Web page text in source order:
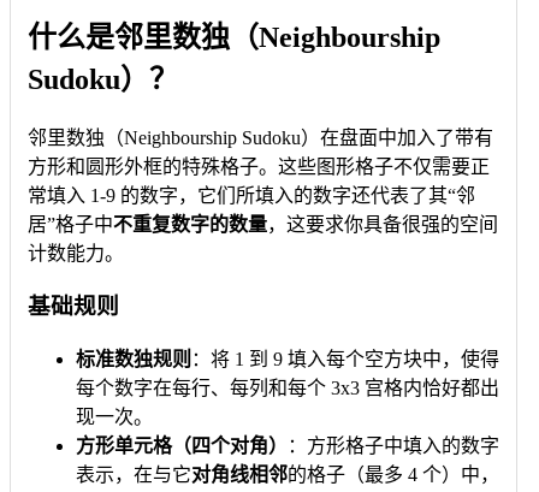
什么是邻里数独（Neighbourship
Sudoku）？
邻里数独（Neighbourship Sudoku）在盘面中加入了带有
方形和圆形外框的特殊格子。这些图形格子不仅需要正
常填入 1-9 的数字，它们所填入的数字还代表了其“邻
居”格子中不重复数字的数量，这要求你具备很强的空间
计数能力。
基础规则
标准数独规则 ：将 1 到 9 填入每个空方块中，使得
每个数字在每行、每列和每个 3x3 宫格内恰好都出
现一次。
方形单元格（四个对角）
：方形格子中填入的数字
表示，在与它对角线相邻的格子（最多 4 个）中，